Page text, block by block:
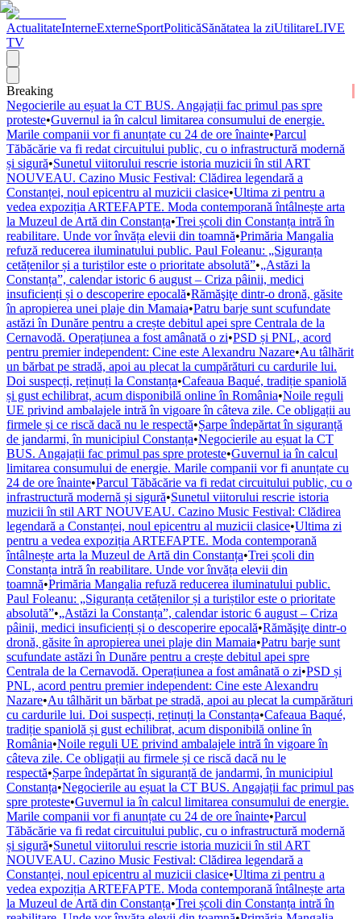
ActualitateInterneExterneSportPoliticăSănătatea la ziUtilitareLIVE
TV
Breaking
Negocierile au eșuat la CT BUS. Angajații fac primul pas spre
proteste•Guvernul ia în calcul limitarea consumului de energie.
Marile companii vor fi anunțate cu 24 de ore înainte•Parcul
Tăbăcărie va fi redat circuitului public, cu o infrastructură modernă
și sigură•Sunetul viitorului rescrie istoria muzicii în stil ART
NOUVEAU. Cazino Music Festival: Clădirea legendară a
Constanței, noul epicentru al muzicii clasice•Ultima zi pentru a
vedea expoziția ARTEFAPTE. Moda contemporană întâlnește arta
la Muzeul de Artă din Constanța•Trei școli din Constanța intră în
reabilitare. Unde vor învăța elevii din toamnă•Primăria Mangalia
refuză reducerea iluminatului public. Paul Foleanu: „Siguranța
cetățenilor și a turiștilor este o prioritate absolută”•„Astăzi la
Constanța”, calendar istoric 6 august – Criza pâinii, medici
insuficienți și o descoperire epocală•Rămăşiţe dintr-o dronă, găsite
în apropierea unei plaje din Mamaia•Patru barje sunt scufundate
astăzi în Dunăre pentru a crește debitul apei spre Centrala de la
Cernavodă. Operațiunea a fost amânată o zi•PSD și PNL, acord
pentru premier independent: Cine este Alexandru Nazare•Au tâlhărit
un bărbat pe stradă, apoi au plecat la cumpărături cu cardurile lui.
Doi suspecți, reținuți la Constanța•Cafeaua Baqué, tradiție spaniolă
și gust echilibrat, acum disponibilă online în România•Noile reguli
UE privind ambalajele intră în vigoare în câteva zile. Ce obligații au
firmele și ce riscă dacă nu le respectă•Șarpe îndepărtat în siguranță
de jandarmi, în municipiul Constanța•Negocierile au eșuat la CT
BUS. Angajații fac primul pas spre proteste•Guvernul ia în calcul
limitarea consumului de energie. Marile companii vor fi anunțate cu
24 de ore înainte•Parcul Tăbăcărie va fi redat circuitului public, cu o
infrastructură modernă și sigură•Sunetul viitorului rescrie istoria
muzicii în stil ART NOUVEAU. Cazino Music Festival: Clădirea
legendară a Constanței, noul epicentru al muzicii clasice•Ultima zi
pentru a vedea expoziția ARTEFAPTE. Moda contemporană
întâlnește arta la Muzeul de Artă din Constanța•Trei școli din
Constanța intră în reabilitare. Unde vor învăța elevii din
toamnă•Primăria Mangalia refuză reducerea iluminatului public.
Paul Foleanu: „Siguranța cetățenilor și a turiștilor este o prioritate
absolută”•„Astăzi la Constanța”, calendar istoric 6 august – Criza
pâinii, medici insuficienți și o descoperire epocală•Rămăşiţe dintr-o
dronă, găsite în apropierea unei plaje din Mamaia•Patru barje sunt
scufundate astăzi în Dunăre pentru a crește debitul apei spre
Centrala de la Cernavodă. Operațiunea a fost amânată o zi•PSD și
PNL, acord pentru premier independent: Cine este Alexandru
Nazare•Au tâlhărit un bărbat pe stradă, apoi au plecat la cumpărături
cu cardurile lui. Doi suspecți, reținuți la Constanța•Cafeaua Baqué,
tradiție spaniolă și gust echilibrat, acum disponibilă online în
România•Noile reguli UE privind ambalajele intră în vigoare în
câteva zile. Ce obligații au firmele și ce riscă dacă nu le
respectă•Șarpe îndepărtat în siguranță de jandarmi, în municipiul
Constanța•Negocierile au eșuat la CT BUS. Angajații fac primul pas
spre proteste•Guvernul ia în calcul limitarea consumului de energie.
Marile companii vor fi anunțate cu 24 de ore înainte•Parcul
Tăbăcărie va fi redat circuitului public, cu o infrastructură modernă
și sigură•Sunetul viitorului rescrie istoria muzicii în stil ART
NOUVEAU. Cazino Music Festival: Clădirea legendară a
Constanței, noul epicentru al muzicii clasice•Ultima zi pentru a
vedea expoziția ARTEFAPTE. Moda contemporană întâlnește arta
la Muzeul de Artă din Constanța•Trei școli din Constanța intră în